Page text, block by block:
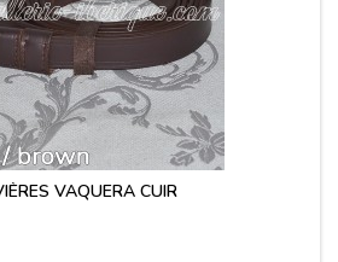
VAQUERA CUIR